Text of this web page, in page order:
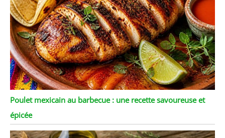
Poulet mexicain au barbecue : une recette savoureuse et
épicée